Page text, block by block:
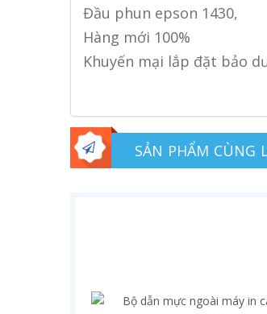
Đầu phun epson 1430,
Hàng mới 100%
Khuyến mại lắp đặt bảo
SẢN PHẨM CÙNG